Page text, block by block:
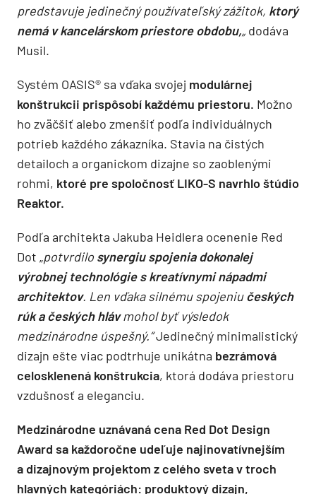
predstavuje jedinečný používateľský zážitok, ktorý
nemá v kancelárskom priestore obdobu,„ dodáva
Musil.
Systém OASIS® sa vďaka svojej modulárnej
konštrukcii prispôsobí každému priestoru. Možno
ho zväčšiť alebo zmenšiť podľa individuálnych
potrieb každého zákazníka. Stavia na čistých
detailoch a organickom dizajne so zaoblenými
rohmi, ktoré pre spoločnosť LIKO-S navrhlo štúdio
Reaktor.
Podľa architekta Jakuba Heidlera ocenenie Red
Dot „potvrdilo synergiu spojenia dokonalej
výrobnej technológie s kreatívnymi nápadmi
architektov. Len vďaka silnému spojeniučeských
rúk a českých hlávmohol byť výsledok
medzinárodne úspešný.“Jedinečný minimalistický
dizajn ešte viac podtrhuje unikátna bezrámová
celosklenená konštrukcia, ktorá dodáva priestoru
vzdušnosť a eleganciu.
Medzinárodne uznávaná cena Red Dot Design
Award sa každoročne udeľuje najinovatívnejším
a dizajnovým projektom z celého sveta v troch
hlavných kategóriách: produktový dizajn,